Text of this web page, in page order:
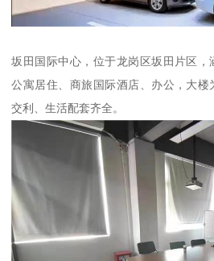
坂田国际中心，位于龙岗区坂田片区，
公寓居住、商旅国际酒店、办公，大楼
交利、生活配套齐全。